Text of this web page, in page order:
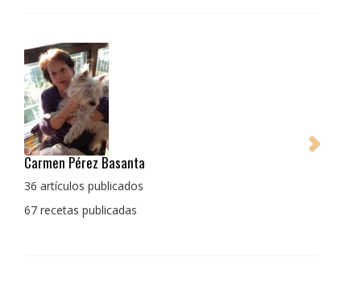
Pedro Manuel Collado Cruz
La cocina para mi es producto bien tratado sin
con un toque diferente